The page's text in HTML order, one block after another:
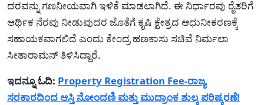
ದರವನ್ನು ಗಣನೀಯವಾಗಿ ಇಳಿಕೆ ಮಾಡಲಾಗಿದೆ. ಈ ನಿರ್ಧಾರವು ರೈತರಿಗೆ
ಆರ್ಥಿಕ ನೆರವು ನೀಡುವುದರ ಜೊತೆಗೆ ಕೃಷಿ ಕ್ಷೇತ್ರದ ಆಧುನೀಕರಣಕ್ಕೆ
ಸಹಾಯಕವಾಗಲಿದೆ ಎಂದು ಕೇಂದ್ರ ಹಣಕಾಸು ಸಚಿವೆ ನಿರ್ಮಲಾ
ಸೀತಾರಾಮನ್ ತಿಳಿಸಿದ್ದಾರೆ.
ಇದನ್ನೂ ಓದಿ: Property Registration Fee-ರಾಜ್ಯ
ಸರಕಾರದಿಂದ ಆಸ್ತಿ ನೋಂದಣಿ ಮತ್ತು ಮುದ್ರಾಂಕ ಶುಲ್ಕ ಪರಿಷ್ಕರಣೆ!